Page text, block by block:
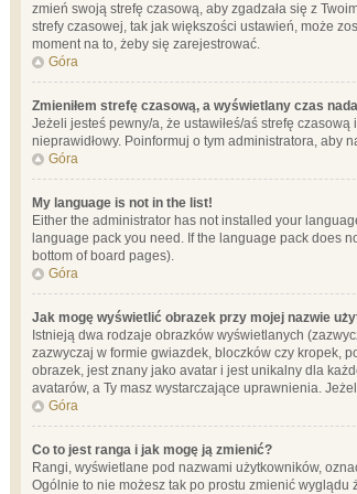
zmień swoją strefę czasową, aby zgadzała się z
strefy czasowej, tak jak większości ustawień, może
moment na to, żeby się zarejestrować.
Góra
Zmieniłem strefę czasową, a wyświetlany czas
Jeżeli jesteś pewny/a, że ustawiłeś/aś strefę
nieprawidłowy. Poinformuj o tym administratora, aby
Góra
My language is not in the list!
Either the administrator has not installed your
language pack you need. If the language pack does
bottom of board pages).
Góra
Jak mogę wyświetlić obrazek przy mojej nazwie
Istnieją dwa rodzaje obrazków wyświetlanych
zazwyczaj w formie gwiazdek, bloczków czy kropek,
obrazek, jest znany jako avatar i jest unikalny dla
avatarów, a Ty masz wystarczające uprawnienia.
Góra
Co to jest ranga i jak mogę ją zmienić?
Rangi, wyświetlane pod nazwami użytkowników,
Ogólnie to nie możesz tak po prostu zmienić